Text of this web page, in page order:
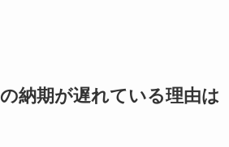
の納期が遅れている理由は